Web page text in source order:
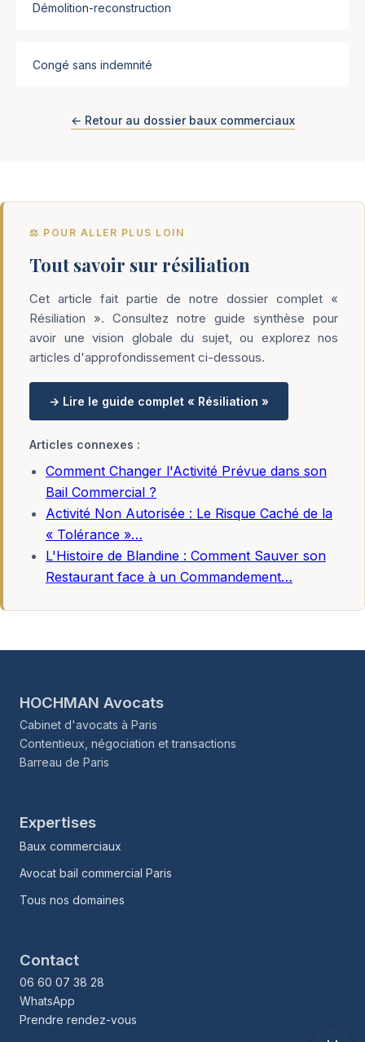
Démolition-reconstruction
Congé sans indemnité
← Retour au dossier baux commerciaux
⚖️ POUR ALLER PLUS LOIN
Tout savoir sur résiliation
Cet article fait partie de notre dossier complet «
Résiliation ». Consultez notre guide synthèse pour
avoir une vision globale du sujet, ou explorez nos
articles d'approfondissement ci-dessous.
→ Lire le guide complet « Résiliation »
Articles connexes :
Comment Changer l'Activité Prévue dans son
Bail Commercial ?
Activité Non Autorisée : Le Risque Caché de la
« Tolérance »…
L'Histoire de Blandine : Comment Sauver son
Restaurant face à un Commandement…
HOCHMAN Avocats
Cabinet d'avocats à Paris
Contentieux, négociation et transactions
Barreau de Paris
Expertises
Baux commerciaux
Avocat bail commercial Paris
Tous nos domaines
Contact
06 60 07 38 28
WhatsApp
Prendre rendez-vous